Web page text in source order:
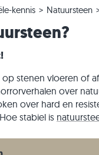
traptreden
kennis Natuursteen
stenen vloeren of
over
over hard en
stabiel is